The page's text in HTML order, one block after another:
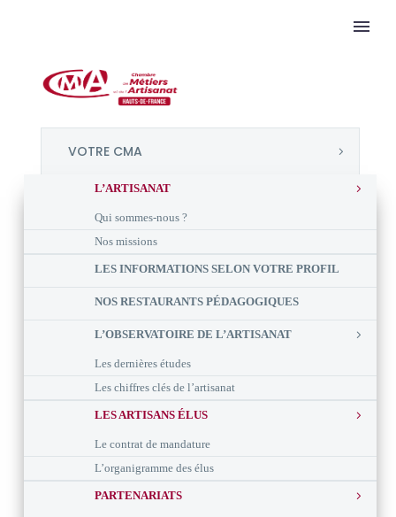
VOTRE CMA
L’ARTISANAT
Qui sommes-nous ?
Nos missions
LES INFORMATIONS SELON VOTRE PROFIL
NOS RESTAURANTS PÉDAGOGIQUES
L’OBSERVATOIRE DE L’ARTISANAT
Les dernières études
Les chiffres clés de l’artisanat
LES ARTISANS ÉLUS
Le contrat de mandature
L’organigramme des élus
PARTENARIATS